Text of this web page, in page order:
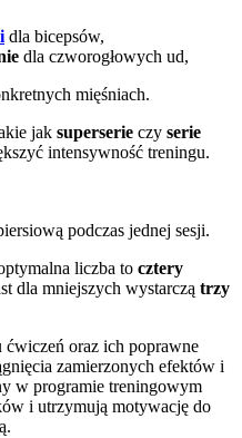
dla bicepsów,
dla czworogłowych ud,
mięśniach.
jak superserie czy serie
intensywność treningu.
podczas jednej sesji.
liczba to cztery
dla mniejszych wystarczą trzy
ćwiczeń oraz ich poprawne
zamierzonych efektów i
w programie treningowym
i utrzymują motywację do